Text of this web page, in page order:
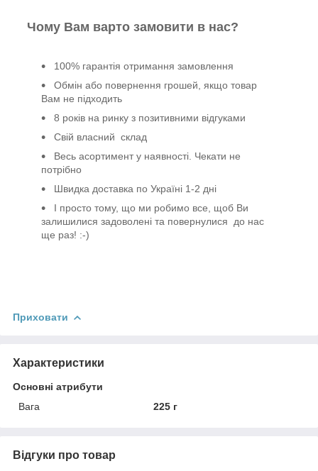
Чому Вам варто замовити в нас?
100% гарантія отримання замовлення
Обмін або повернення грошей, якщо товар
Вам не підходить
8 років на ринку з позитивними відгуками
Свій власний склад
Весь асортимент у наявності. Чекати не
потрібно
Швидка доставка по Україні 1-2 дні
І просто тому, що ми робимо все, щоб Ви
залишилися задоволені та повернулися до нас
ще раз! :-)
Приховати
Характеристики
Основні атрибути
Вага
225 г
Відгуки про товар